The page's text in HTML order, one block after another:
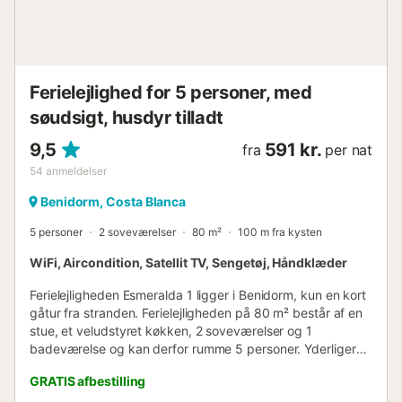
Ferielejlighed for 5 personer, med
søudsigt, husdyr tilladt
9,5
54 anmeldelser
fra 591 kr. per nat
Benidorm, Costa Blanca
5 personer 2 soveværelser 80 m² 100 m fra kysten
WiFi, Aircondition, Satellit TV, Sengetøj, Håndklæder
Ferielejligheden Esmeralda 1 ligger i Benidorm, kun en kort
gåtur fra stranden. Ferielejligheden på 80 m² består af en
stue, et veludstyret køkken, 2 soveværelser og 1
badeværelse og kan derfor rumme 5 personer. Yderligere
aircondition i fællesområderne samt en vaskemaskine. En
GRATIS afbestilling